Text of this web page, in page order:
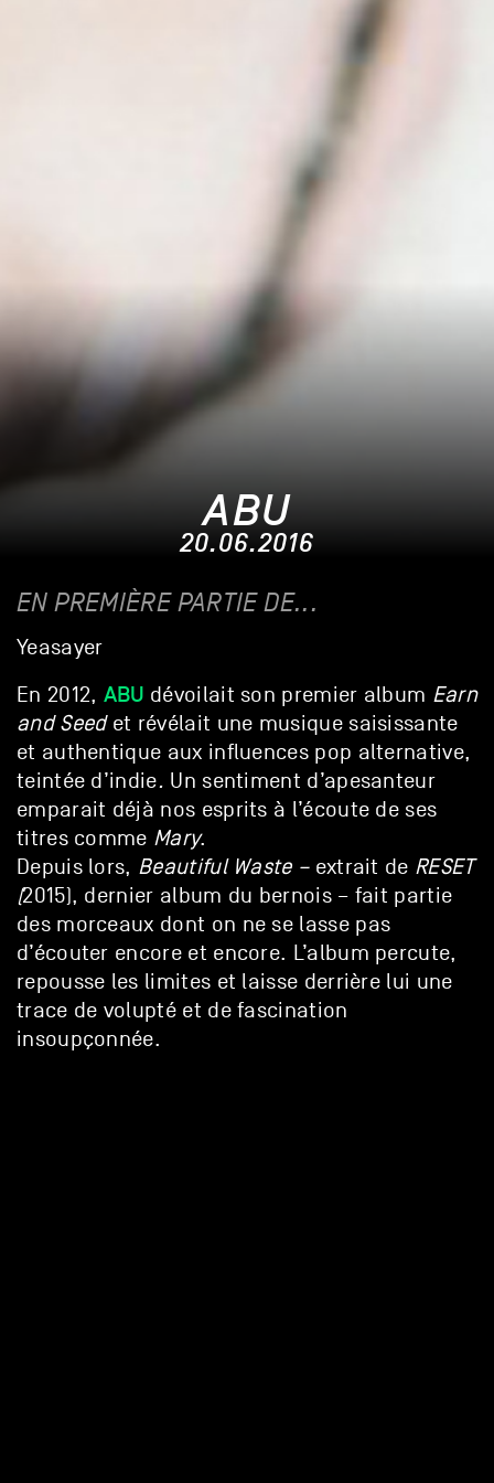
ABU
20.06.2016
EN PREMIÈRE PARTIE DE...
Yeasayer
En 2012, ABU dévoilait son premier album Earn
and Seed et révélait une musique saisissante
et authentique aux influences pop alternative,
teintée d’indie. Un sentiment d’apesanteur
emparait déjà nos esprits à l’écoute de ses
titres comme Mary.
Depuis lors, Beautiful Waste – extrait de RESET
(2015), dernier album du bernois – fait partie
des morceaux dont on ne se lasse pas
d’écouter encore et encore. L’album percute,
repousse les limites et laisse derrière lui une
trace de volupté et de fascination
insoupçonnée.